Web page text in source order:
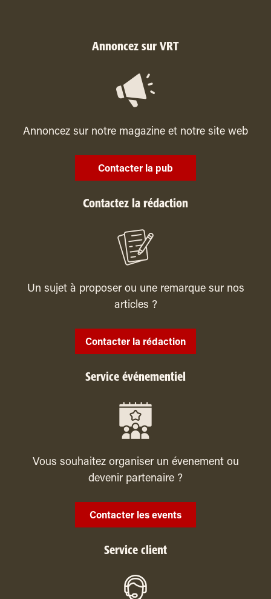
Annoncez sur VRT
Annoncez sur notre magazine et notre site web
Contacter la pub
Contactez la rédaction
Un sujet à proposer ou une remarque sur nos
articles ?
Contacter la rédaction
Service événementiel
Vous souhaitez organiser un évenement ou
devenir partenaire ?
Contacter les events
Service client